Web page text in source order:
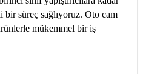
bir süreç sağlıyoruz. Oto cam
mükemmel bir iş